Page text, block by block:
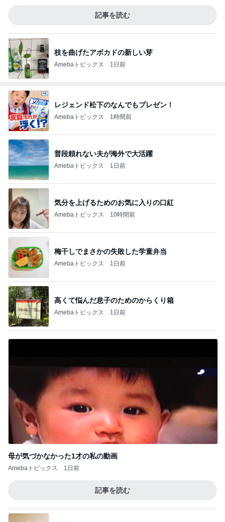
記事を読む
枝を曲げたアボカドの新しい芽
Amebaトピックス 1日前
レジェンド松下のなんでもプレゼン！
Amebaトピックス 1時間前
普段頼れない夫が海外で大活躍
Amebaトピックス 1日前
気分を上げるためのお気に入りの口紅
Amebaトピックス 10時間前
梅干しでまさかの失敗した学童弁当
Amebaトピックス 1日前
高くて悩んだ息子のためのからくり箱
Amebaトピックス 1日前
母が気づかなかった1才の私の動画
Amebaトピックス 1日前
記事を読む